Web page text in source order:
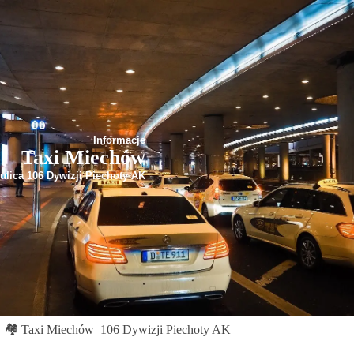
Informacje
Taxi Miechów
ulica 106 Dywizji Piechoty AK
🏘 Taxi Miechów 106 Dywizji Piechoty AK